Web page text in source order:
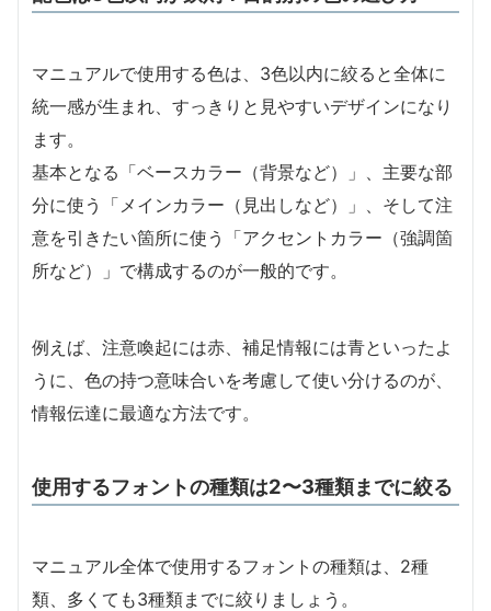
マニュアルで使用する色は、3色以内に絞ると全体に
統一感が生まれ、すっきりと見やすいデザインになり
ます。
基本となる「ベースカラー（背景など）」、主要な部
分に使う「メインカラー（見出しなど）」、そして注
意を引きたい箇所に使う「アクセントカラー（強調箇
所など）」で構成するのが一般的です。
例えば、注意喚起には赤、補足情報には青といったよ
うに、色の持つ意味合いを考慮して使い分けるのが、
情報伝達に最適な方法です。
使用するフォントの種類は2〜3種類までに絞る
マニュアル全体で使用するフォントの種類は、2種
類、多くても3種類までに絞りましょう。